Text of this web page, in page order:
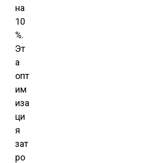
на
10
%.
Эт
а
опт
им
иза
ци
я
зат
ро